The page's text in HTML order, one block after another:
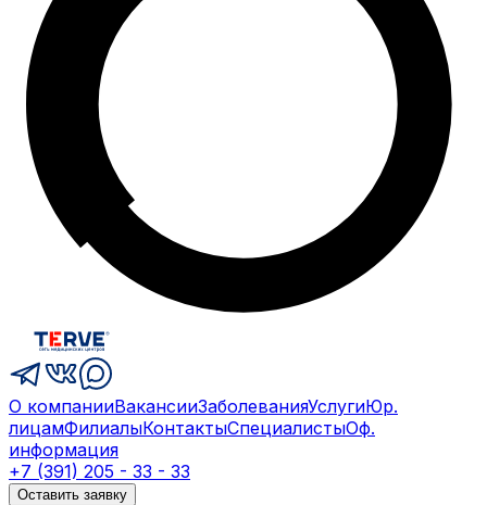
О компанииВакансииЗаболеванияУслугиЮр.
лицамФилиалыКонтактыСпециалистыОф.
информация
+7 (391) 205 - 33 - 33
Оставить заявку